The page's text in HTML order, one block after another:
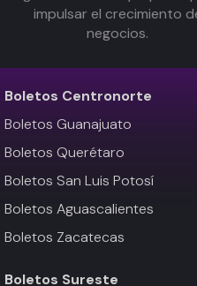
impulsar el crecimiento
negocios.
Boletos Centronorte
Boletos Guanajuato
Boletos Querétaro
Boletos San Luis Potosí
Boletos Aguascalientes
Boletos Zacatecas
Boletos Sureste